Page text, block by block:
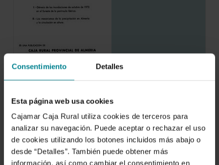
Consentimiento Detalles
Esta página web usa cookies
Cajamar Caja Rural utiliza cookies de terceros para
analizar su navegación. Puede aceptar o rechazar el uso
de cookies utilizando los botones incluidos más abajo o
desde “Detalles”. También puede obtener más
información, así como cambiar el consentimiento en
Los mecanismos de la precipitación en
4 de mayo de 1976
Por su situación geográfica, Almería y su bahía
son, no cabe duda, una de las…